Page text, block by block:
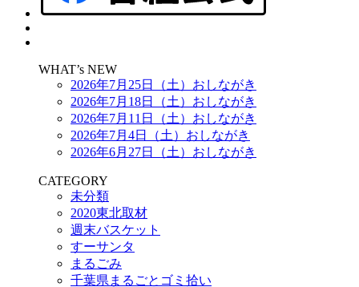
WHAT’s NEW
2026年7月25日（土）おしながき
2026年7月18日（土）おしながき
2026年7月11日（土）おしながき
2026年7月4日（土）おしながき
2026年6月27日（土）おしながき
CATEGORY
未分類
2020東北取材
週末バスケット
すーサンタ
まるごみ
千葉県まるごとゴミ拾い